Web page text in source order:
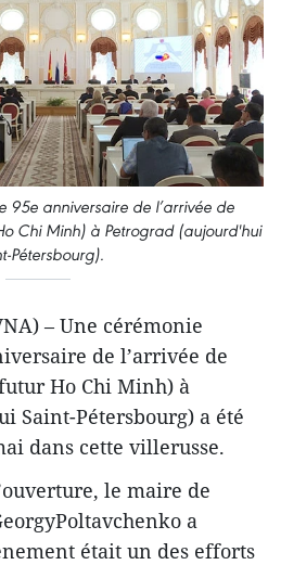
95e anniversaire de l’arrivée de
Chi Minh) à Petrograd (aujourd'hui
Pétersbourg).
– Une cérémonie
de l’arrivée de
Ho Chi Minh) à
Saint-Pétersbourg) a été
dans cette villerusse.
le maire de
a
était un des efforts